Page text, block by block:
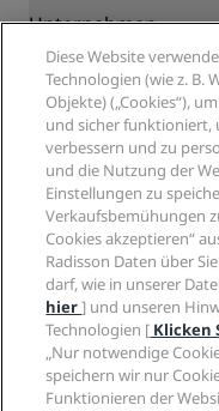
Blog
Neue und
Radisson Hotels APP
„Sports Approved“-
Familienfreundliche
Gesundheit &
Partner
Reisebüros
Unternehmen
Radisson Hotel Group
Medien
Karriere RHG
Karriere PPHE
Karrieren EHL
The Club by RHG
Responsible Business
Einkauf
Rechtliches
Privacy Centre
Rechtliche Hinweise
Radisson Rewards
Website-
Digitale Barrierefreiheit
Moderne Sklaverei –
Hilfe
Kontakt
FAQ
Inhaltsübersicht
Soziale Medien
Marken von Radisson
Diese Website
Technologien (wie z. B.
Objekte) („Cookies“),
und sicher funktioniert,
verbessern und zu
und die Nutzung der
Einstellungen zu
Verkaufsbemühungen
Cookies akzeptieren“
Radisson Daten über
darf, wie in unserer
hier] und unseren
Technologien [ Klicken
„Nur notwendige
speichern wir nur
Funktionieren der